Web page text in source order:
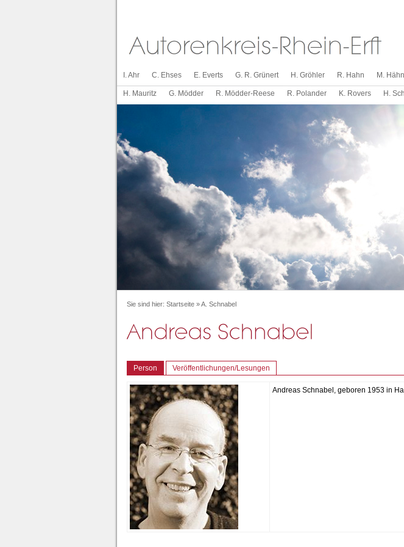
I. Ahr C. Ehses E. Everts G. R. Grünert H. Gröhler R. Hahn M.
H. Mauritz G. Mödder R. Mödder-Reese R. Polander K. Rovers H.
Sie sind hier: Startseite »A. Schnabel
Person Veröffentlichungen/Lesungen
Andreas Schnabel, geboren 1953 in